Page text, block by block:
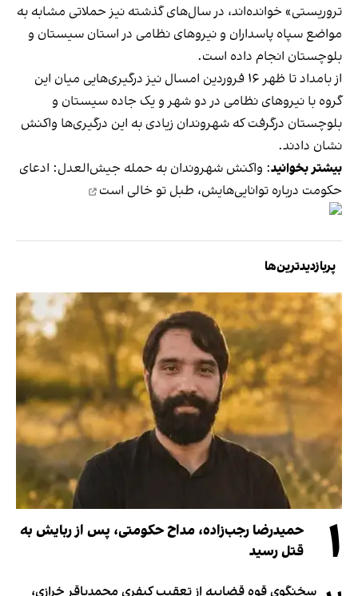
تروریستی» خوانده‌اند، در سال‌های گذشته نیز حملاتی مشابه به
مواضع سپاه پاسداران و نیروهای نظامی در استان سیستان و
بلوچستان انجام داده است.
از بامداد تا ظهر ۱۶ فروردین امسال نیز درگیری‌هایی میان این
گروه با نیروهای نظامی در دو شهر و یک جاده سیستان و
بلوچستان درگرفت که شهروندان زیادی به این درگیری‌ها واکنش
نشان دادند.
بیشتر بخوانید: واکنش شهروندان به حمله جیش‌العدل: ادعای
حکومت درباره توانایی‌هایش، طبل تو خالی است
پربازدیدترین‌ها
۱
حمیدرضا رجب‌زاده، مداح حکومتی، پس از ربایش به
قتل رسید
سخنگوی قوه قضاییه از تعقیب کیفری محمدباقر خرازی،